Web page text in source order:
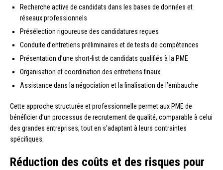
Recherche active de candidats dans les bases de données et
réseaux professionnels
Présélection rigoureuse des candidatures reçues
Conduite d’entretiens préliminaires et de tests de compétences
Présentation d’une short-list de candidats qualifiés à la PME
Organisation et coordination des entretiens finaux
Assistance dans la négociation et la finalisation de l’embauche
Cette approche structurée et professionnelle permet aux PME de
bénéficier d’un processus de recrutement de qualité, comparable à celui
des grandes entreprises, tout en s’adaptant à leurs contraintes
spécifiques.
Réduction des coûts et des risques pour